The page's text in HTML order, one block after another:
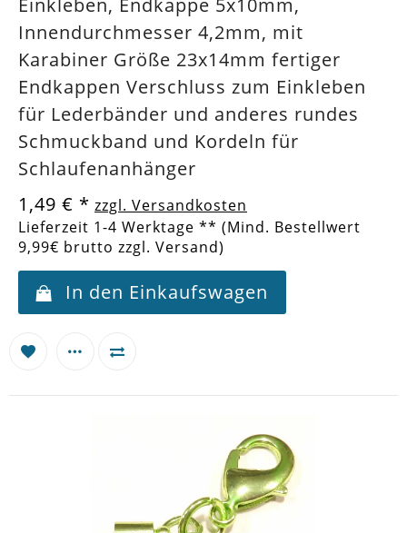
Innendurchmesser 4,2mm, mit
Karabiner Größe 23x14mm fertiger
Endkappen Verschluss zum Einkleben
für Lederbänder und anderes rundes
Schmuckband und Kordeln für
Schlaufenanhänger
1,49 € * zzgl. Versandkosten
Lieferzeit 1-4 Werktage ** (Mind. Bestellwert
9,99€ brutto zzgl. Versand)
In den Einkaufswagen